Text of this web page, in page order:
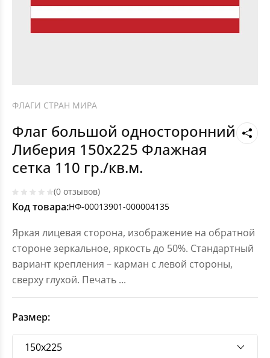
ФЛАГИ СТРАН МИРА
Флаг большой односторонний
Либерия 150х225 Флажная
сетка 110 гр./кв.м.
(0 отзывов)
Код товара:НФ-00013901-000004135
Яркая лицевая сторона, изображение на обратной
стороне зеркальное, яркость до 50%. Стандартный
вариант крепления – карман с левой стороны,
сверху глухой. Печать ...
Размер: